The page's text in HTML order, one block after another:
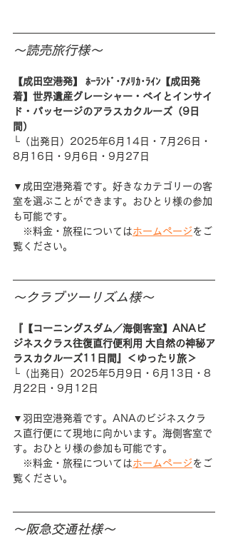
～読売旅行様～
【成田空港発】 ﾎｰﾗﾝﾄﾞ･ｱﾒﾘｶ･ﾗｲﾝ【成田発
着】世界遺産グレーシャー・ベイとインサイ
ド・パッセージのアラスカクルーズ（9日
間）
└（出発日）2025年6月14日・7月26日・
8月16日・9月6日・9月27日
▼成田空港発着です。好きなカテゴリーの客
室を選ぶことができます。おひとり様の参加
も可能です。
※料金・旅程についてはホームページをご
覧ください。
～クラブツーリズム様～
『【コーニングスダム／海側客室】ANAビ
ジネスクラス往復直行便利用 大自然の神秘ア
ラスカクルーズ11日間』＜ゆったり旅＞
└（出発日）2025年5月9日・6月13日・8
月22日・9月12日
▼羽田空港発着です。ANAのビジネスクラ
ス直行便にて現地に向かいます。海側客室で
す。おひとり様の参加も可能です。
※料金・旅程についてはホームページをご
覧ください。
～阪急交通社様～